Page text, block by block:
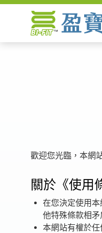
歡迎您光臨，本網
關於《使用
在您決定使用
他特殊條款相
本網站有權於
最新消息
聯絡我們